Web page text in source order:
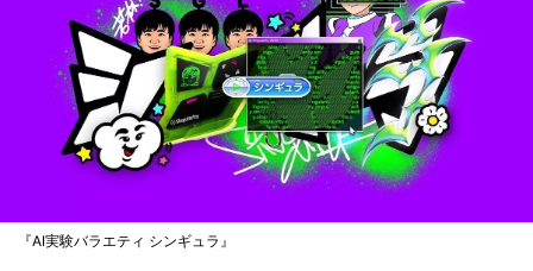
『AI実験バラエティ シンギュラ』